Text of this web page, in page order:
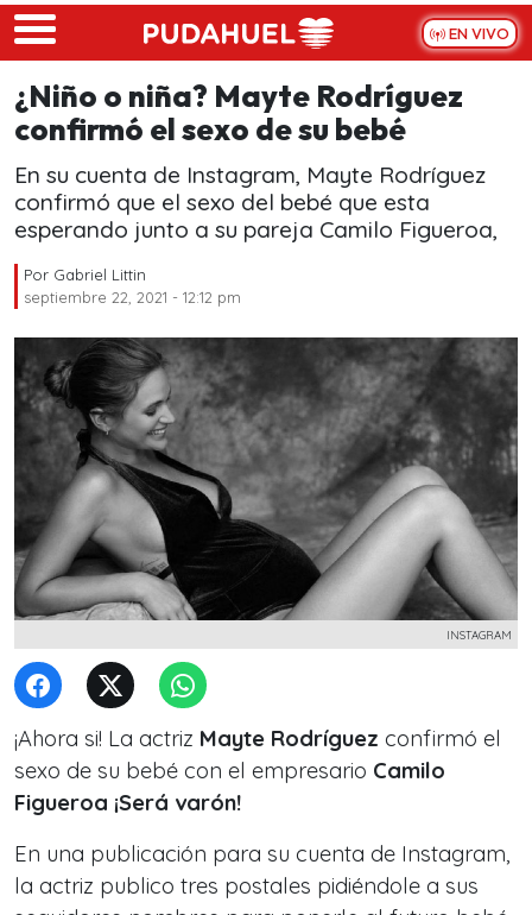
Skip to main content
EN VIVO
¿Niño o niña? Mayte Rodríguez
confirmó el sexo de su bebé
En su cuenta de Instagram, Mayte Rodríguez
confirmó que el sexo del bebé que esta
esperando junto a su pareja Camilo Figueroa,
Por Gabriel Littin
septiembre 22, 2021 - 12:12 pm
INSTAGRAM
¡Ahora si! La actriz Mayte Rodríguez confirmó el
sexo de su bebé con el empresario Camilo
Figueroa ¡Será varón!
En una publicación para su cuenta de Instagram,
la actriz publico tres postales pidiéndole a sus